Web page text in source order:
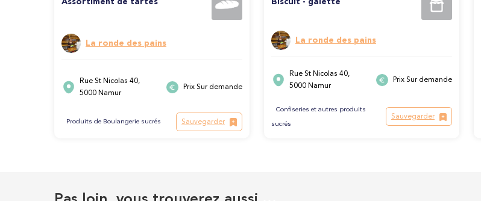
Assortiment de tartes
La ronde des pains
Rue St Nicolas 40,
5000 Namur
Prix Sur demande
Produits de Boulangerie sucrés Sauvegarder
Biscuit - galette
La ronde des pains
Rue St Nicolas 40,
5000 Namur
Prix Sur demande
Confiseries et autres produits
sucrés
Sauvegarder